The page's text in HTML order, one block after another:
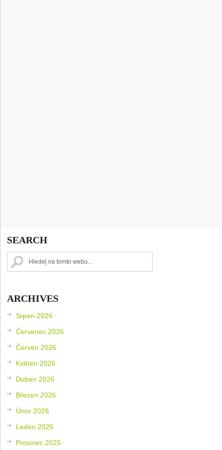
SEARCH
ARCHIVES
Srpen 2026
Červenec 2026
Červen 2026
Květen 2026
Duben 2026
Březen 2026
Únor 2026
Leden 2026
Prosinec 2025